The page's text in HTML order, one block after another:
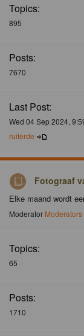
Topics:
895
Posts:
7670
Last Post:
Wed 04 Sep 2024,
ruiterde
Fotograaf
Elke maand wordt
Moderator Moderators
Topics:
65
Posts:
1710